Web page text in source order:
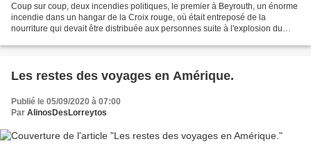
Coup sur coup, deux incendies politiques, le premier à Beyrouth, un énorme
incendie dans un hangar de la Croix rouge, où était entreposé de la
nourriture qui devait être distribuée aux personnes suite à l'explosion du
Les restes des voyages en Amérique.
Publié le 05/09/2020 à 07:00
Par AlinosDesLorreytos